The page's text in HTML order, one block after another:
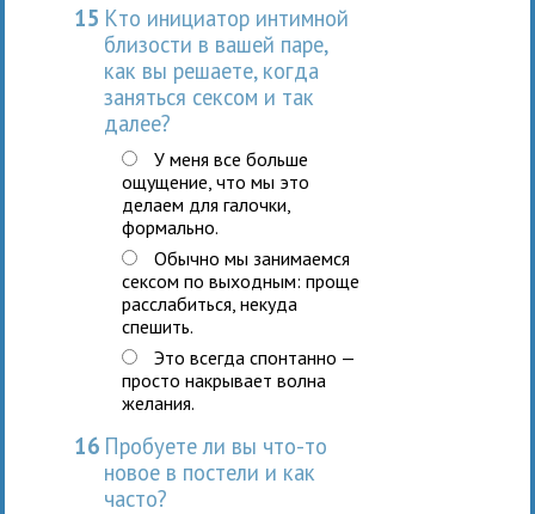
15 Кто инициатор интимной
близости в вашей паре,
как вы решаете, когда
заняться сексом и так
далее?
У меня все больше
ощущение, что мы это
делаем для галочки,
формально.
Обычно мы занимаемся
сексом по выходным: проще
расслабиться, некуда
спешить.
Это всегда спонтанно —
просто накрывает волна
желания.
16Пробуете ли вы что-то
новое в постели и как
часто?